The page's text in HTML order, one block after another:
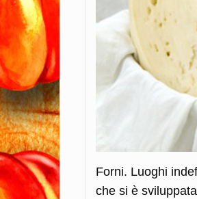
Forni. Luoghi
che si è